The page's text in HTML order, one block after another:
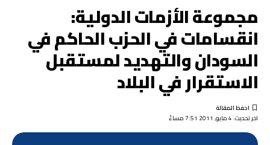
مجموعة الأزمات الدولية:
انقسامات في الحزب الحاكم في
السودان والتهديد لمستقبل
الاستقرار في البلاد
اخر تحديث: 4 مايو, 2011 7:51 مساءً